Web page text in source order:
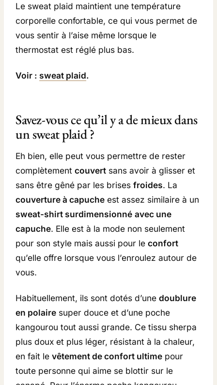
Le sweat plaid maintient une température
corporelle confortable, ce qui vous permet de
vous sentir à l’aise même lorsque le
thermostat est réglé plus bas.
Voir : sweat plaid.
Savez-vous ce qu’il y a de mieux dans
un sweat plaid ?
Eh bien, elle peut vous permettre de rester
complètement couvert sans avoir à glisser et
sans être gêné par les brises froides. La
couverture à capuche est assez similaire à un
sweat-shirt surdimensionné avec une
capuche. Elle est à la mode non seulement
pour son style mais aussi pour le confort
qu’elle offre lorsque vous l’enroulez autour de
vous.
Habituellement, ils sont dotés d’une doublure
en polaire super douce et d’une poche
kangourou tout aussi grande. Ce tissu sherpa
plus doux et plus léger, résistant à la chaleur,
en fait le vêtement de confort ultime pour
toute personne qui aime se blottir sur le